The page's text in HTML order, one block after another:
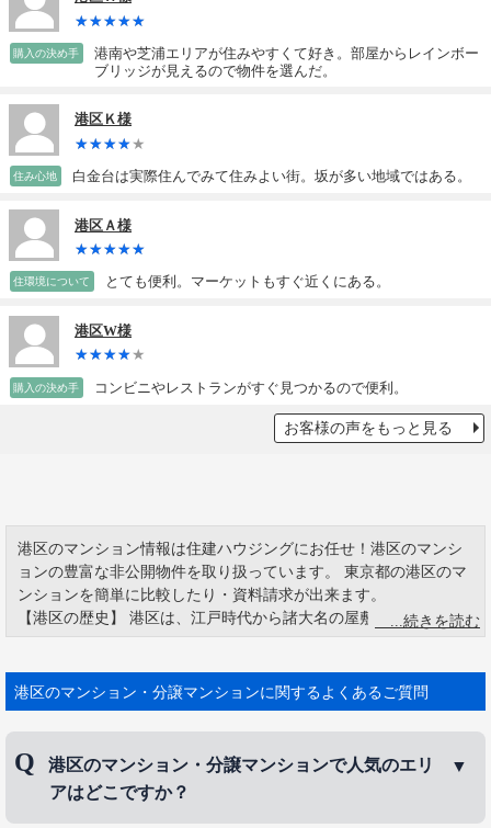
購入の決め手
港南や芝浦エリアが住みやすくて好き。部屋からレインボー
ブリッジが見えるので物件を選んだ。
港区Ｋ様
住み心地 白金台は実際住んでみて住みよい街。坂が多い地域ではある。
港区Ａ様
住環境について とても便利。マーケットもすぐ近くにある。
港区W様
購入の決め手 コンビニやレストランがすぐ見つかるので便利。
お客様の声をもっと見る
港区のマンション情報は住建ハウジングにお任せ！港区のマンシ
ョンの豊富な非公開物件を取り扱っています。 東京都の港区のマ
ンションを簡単に比較したり・資料請求が出来ます。
【港区の歴史】 港区は、江戸時代から諸大名の屋敷が置かれた由
緒正しい土地柄でもあります。 六本木の名前の由来として「上
とも言われています。 東京タワー、六本木ヒルズ、東京ミッドタ
ウン、赤坂サカス、レインボーブリッジなど、観光名所がたくさ
港区のマンション・分譲マンションに関するよくあるご質問
港区のマンション・分譲マンションで人気のエリ
アはどこですか？